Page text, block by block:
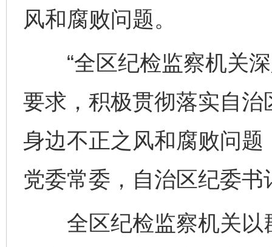
风和腐败问题。
“全区纪检监察机关深
要求，积极贯彻落实自
身边不正之风和腐败问题
党委常委，自治区纪委
全区纪检监察机关以